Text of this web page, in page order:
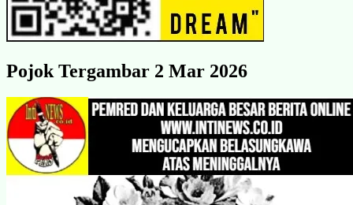
Pojok Tergambar 2 Mar 2026